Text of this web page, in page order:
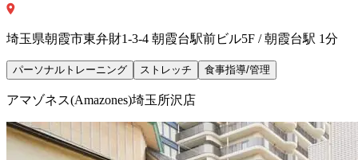
埼玉県朝霞市東弁財1-3-4 朝霞台駅前ビル5F / 朝霞台駅 1分
パーソナルトレーニング ストレッチ 食事指導/管理
アマゾネス(Amazones)埼玉所沢店